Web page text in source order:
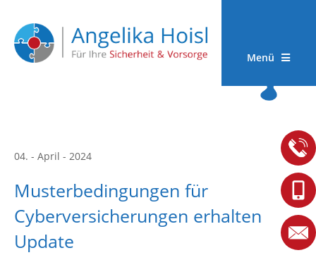
Menü
04. - April - 2024
Musterbedingungen für
Cyberversicherungen erhalten
Update